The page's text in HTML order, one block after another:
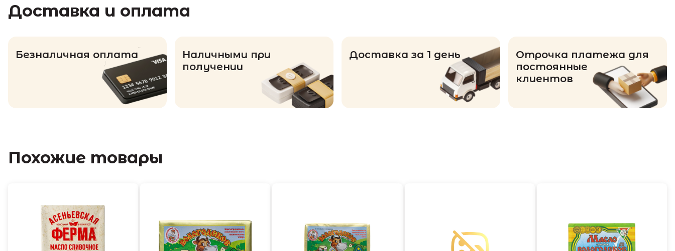
Доставка и оплата
Безналичная оплата
Наличными при
получении
Доставка за 1 день
Отрочка платежа для
постоянные
клиентов
Похожие товары